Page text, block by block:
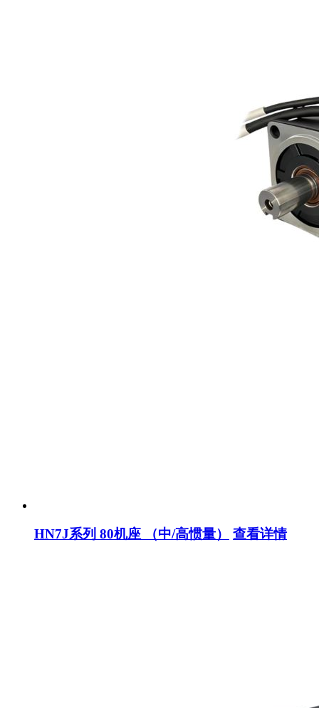
HN7J系列 80机座 （中/高惯量） 查看详情